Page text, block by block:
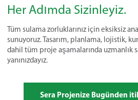
Her Adımda Sizinleyiz.
Tüm sulama zorluklarınız için eksiksiz
sunuyoruz. Tasarım, planlama, lojistik,
dahil tüm proje aşamalarında uzmanlık
yanınızdayız.
Sera Projenize Bugünden